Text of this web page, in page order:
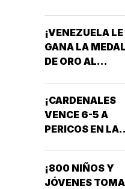
¡VENEZUELA LE
GANA LA
DE ORO AL
¡CARDENALES
VENCE 6-5 A
PERICOS EN LA
¡800 NIÑOS Y
JÓVENES